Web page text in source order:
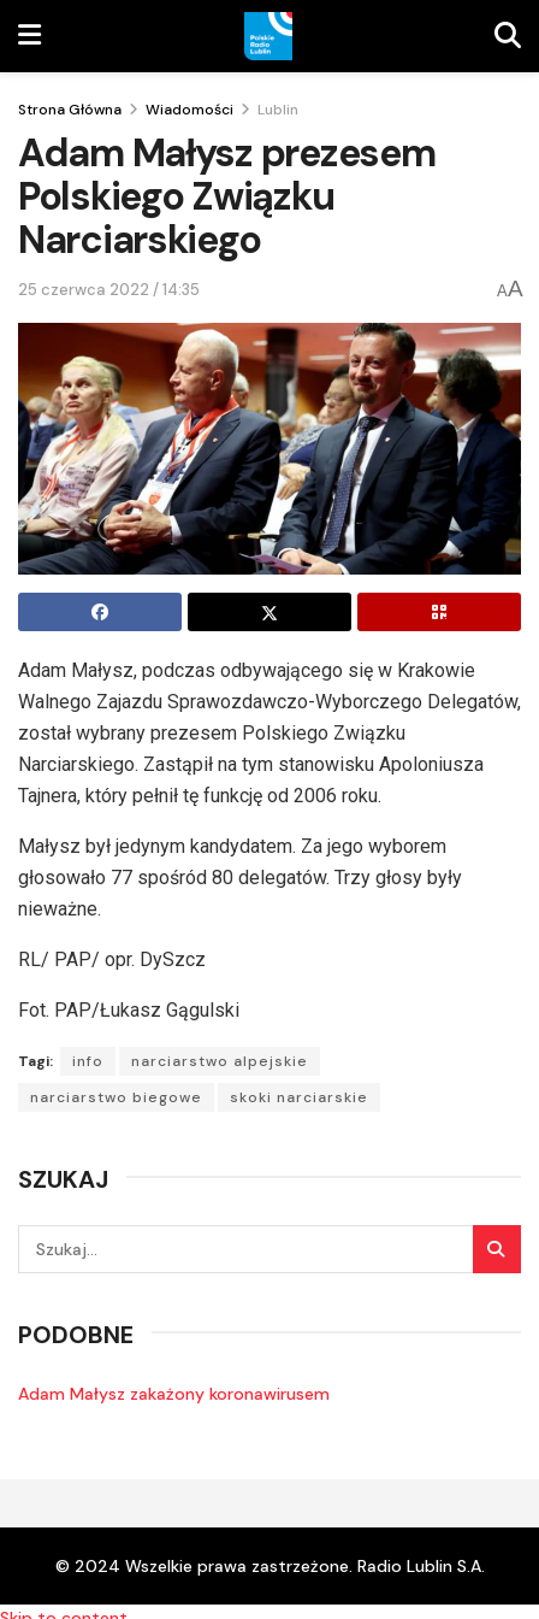
Strona Główna Wiadomości Lublin
Adam Małysz prezesem
Polskiego Związku
Narciarskiego
25 czerwca 2022 / 14:35 AA
Adam Małysz, podczas odbywającego się w Krakowie
Walnego Zajazdu Sprawozdawczo-Wyborczego Delegatów,
został wybrany prezesem Polskiego Związku
Narciarskiego. Zastąpił na tym stanowisku Apoloniusza
Tajnera, który pełnił tę funkcję od 2006 roku.
Małysz był jedynym kandydatem. Za jego wyborem
głosowało 77 spośród 80 delegatów. Trzy głosy były
nieważne.
RL/ PAP/ opr. DySzcz
Fot. PAP/Łukasz Gągulski
Tagi: info
narciarstwo alpejskie
narciarstwo biegowe
skoki narciarskie
SZUKAJ
PODOBNE
Adam Małysz zakażony koronawirusem
© 2024 Wszelkie prawa zastrzeżone. Radio Lublin S.A.